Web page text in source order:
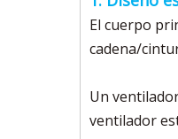
El cuerpo
cadena/
Un
ventilador